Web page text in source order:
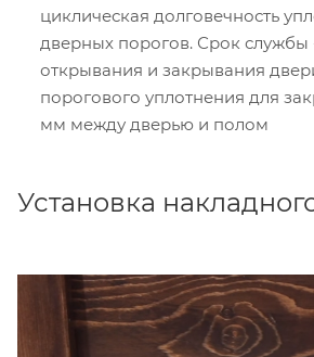
циклическая долговечность
дверных порогов. Срок
открывания и закрывания
порогового уплотнения для
мм между дверью и полом
Установка